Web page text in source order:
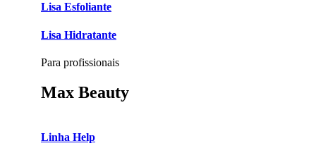
Lisa Esfoliante
Lisa Hidratante
Para profissionais
Max Beauty
Linha Help